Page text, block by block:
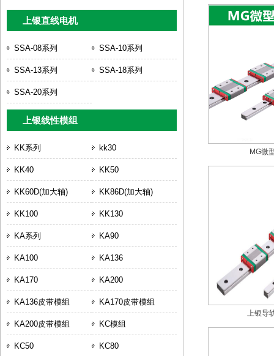
上银直线电机
SSA-08系列 SSA-10系列
SSA-13系列 SSA-18系列
SSA-20系列
上银线性模组
KK系列 kk30
KK40 KK50
KK60D(加大轴) KK86D(加大轴)
KK100 KK130
KA系列 KA90
KA100 KA136
KA170 KA200
KA136皮带模组 KA170皮带模组
KA200皮带模组 KC模组
KC50 KC80
MG微
上银导